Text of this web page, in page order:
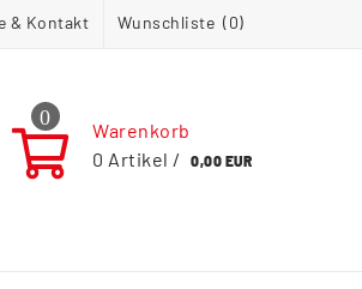
& Kontakt Wunschliste (0)
0
Warenkorb
0 Artikel / 0,00 EUR